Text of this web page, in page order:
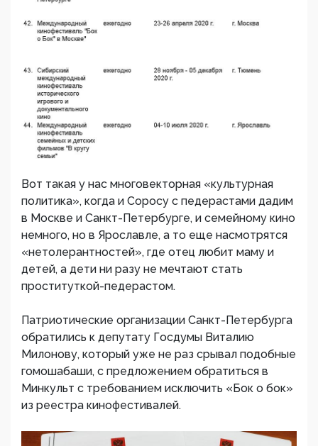
Вот такая у нас многовекторная «культурная
политика», когда и Соросу с педерастами дадим
в Москве и Санкт-Петербурге, и семейному кино
немного, но в Ярославле, а то еще насмотрятся
«нетолерантностей», где отец любит маму и
детей, а дети ни разу не мечтают стать
проституткой-педерастом.
Патриотические организации Санкт-Петербурга
обратились к депутату Госдумы Виталию
Милонову, который уже не раз срывал подобные
гомошабаши, с предложением обратиться в
Минкульт с требованием исключить «Бок о бок»
из реестра кинофестивалей.